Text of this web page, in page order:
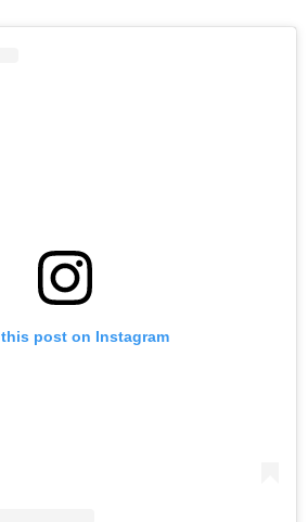
post on Instagram